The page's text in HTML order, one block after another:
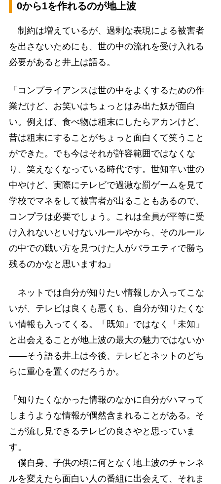
0から1を作れるのが地上波
制約は増えているが、過剰な表現による被害者
を出さないためにも、世の中の流れを受け入れる
必要があると井上は語る。
「コンプライアンスは世の中をよくするための作
業だけど、お笑いはちょっとはみ出た奴が面白
い。例えば、食べ物は粗末にしたらアカンけど、
昔は粗末にすることがちょっと面白くて笑うこと
ができた。でも今はそれが許容範囲ではなくな
り、笑えなくなっている時代です。世知辛い世の
中やけど、実際にテレビで過激な罰ゲームを見て
学校でマネをして被害者が出ることもあるので、
コンプラは必要でしょう。これは全員が平等に受
け入れないといけないルールやから、そのルール
の中での戦い方を見つけた人がバラエティで勝ち
残るのかなと思いますね」
ネットでは自分が知りたい情報しか入ってこな
いが、テレビは良くも悪くも、自分が知りたくな
い情報も入ってくる。「既知」ではなく「未知」
と出会えることが地上波の最大の魅力ではないか
――そう語る井上は今後、テレビとネットのどち
らに重心を置くのだろうか。
「知りたくなかった情報のなかに自分がハマって
しまうような情報が偶然含まれることがある。そ
こが流し見できるテレビの良さやと思っていま
す。
僕自身、子供の頃に何となく地上波のチャンネ
ルを変えたら面白い人の番組に出会えて、それま